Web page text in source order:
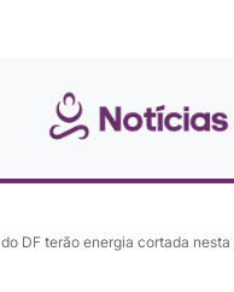
DF terão energia cortada nesta